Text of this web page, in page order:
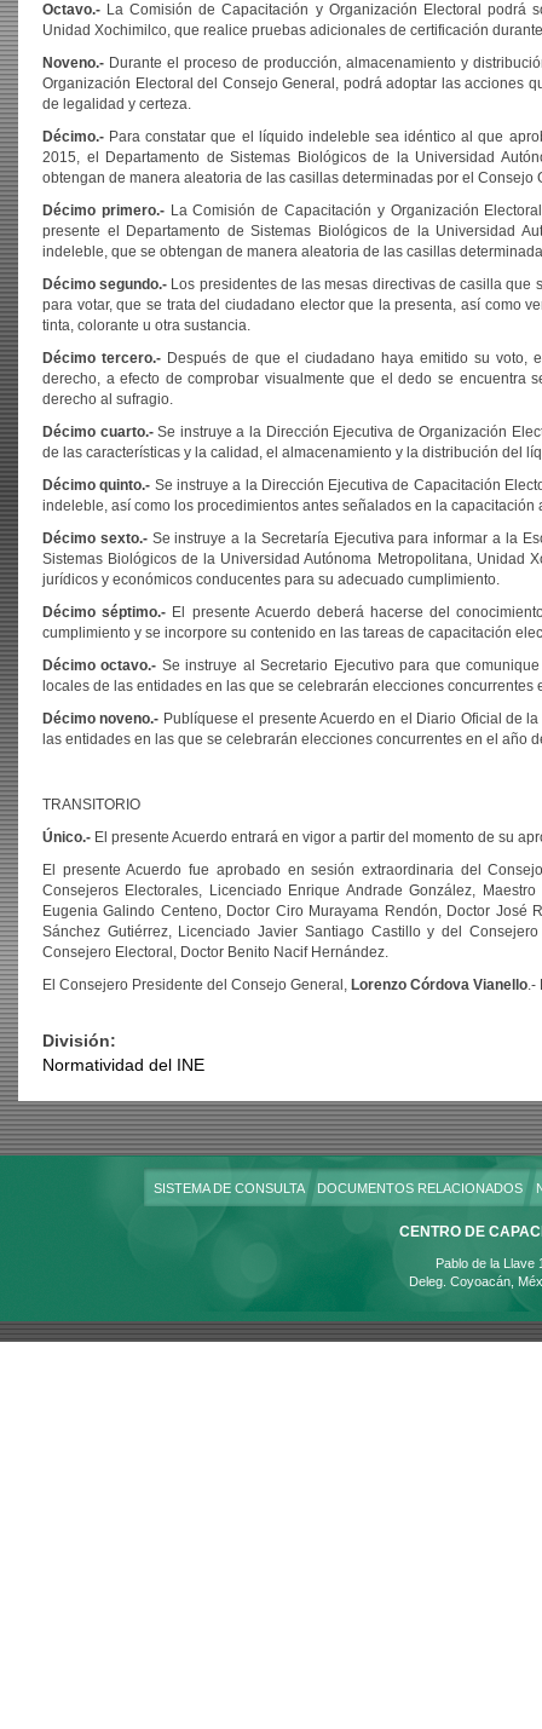
Octavo.- La Comisión de Capacitación y Organización Electoral podrá
Unidad Xochimilco, que realice pruebas adicionales de certificación
Noveno.- Durante el proceso de producción, almacenamiento y
Organización Electoral del Consejo General, podrá adoptar las acciones
de legalidad y certeza.
Décimo.- Para constatar que el líquido indeleble sea idéntico al que
2015, el Departamento de Sistemas Biológicos de la Universidad
obtengan de manera aleatoria de las casillas determinadas por el Consejo
Décimo primero.- La Comisión de Capacitación y Organización
presente el Departamento de Sistemas Biológicos de la Universidad
indeleble, que se obtengan de manera aleatoria de las casillas
Décimo segundo.- Los presidentes de las mesas directivas de casilla
para votar, que se trata del ciudadano elector que la presenta, así como
tinta, colorante u otra sustancia.
Décimo tercero.- Después de que el ciudadano haya emitido su voto,
derecho, a efecto de comprobar visualmente que el dedo se
derecho al sufragio.
Décimo cuarto.-Se instruye a la Dirección Ejecutiva de Organización
de las características y la calidad, el almacenamiento y la distribución del
Décimo quinto.- Se instruye a la Dirección Ejecutiva de Capacitación
indeleble, así como los procedimientos antes señalados en la capacitación
Décimo sexto.-Se instruye a la Secretaría Ejecutiva para informar a la
Sistemas Biológicos de la Universidad Autónoma Metropolitana, Unidad
jurídicos y económicos conducentes para su adecuado cumplimiento.
Décimo séptimo.- El presente Acuerdo deberá hacerse del
cumplimiento y se incorpore su contenido en las tareas de capacitación
Décimo octavo.- Se instruye al Secretario Ejecutivo para que
locales de las entidades en las que se celebrarán elecciones concurrentes
Décimo noveno.- Publíquese el presente Acuerdo en el Diario Oficial de
las entidades en las que se celebrarán elecciones concurrentes en el año
TRANSITORIO
Único.- El presente Acuerdo entrará en vigor a partir del momento de su
El presente Acuerdo fue aprobado en sesión extraordinaria del
Consejeros Electorales, Licenciado Enrique Andrade González,
Eugenia Galindo Centeno, Doctor Ciro Murayama Rendón, Doctor
Sánchez Gutiérrez, Licenciado Javier Santiago Castillo y del
Consejero Electoral, Doctor Benito Nacif Hernández.
El Consejero Presidente del Consejo General, Lorenzo Córdova Vianello.-
División:
Normatividad del INE
SISTEMA DE CONSULTA DOCUMENTOS RELACIONADOS
CENTRO DE
Pablo de la Llave
Deleg. Coyoacán,